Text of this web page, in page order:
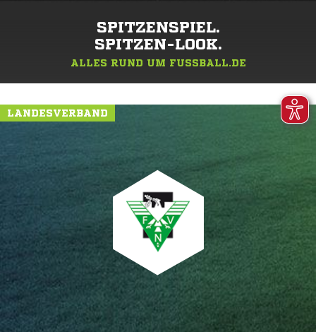
SPITZENSPIEL.
SPITZEN-LOOK.
ALLES RUND UM FUSSBALL.DE
LANDESVERBAND